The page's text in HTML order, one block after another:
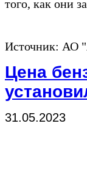
того, как они
Источник:
Цена
31.05.2023